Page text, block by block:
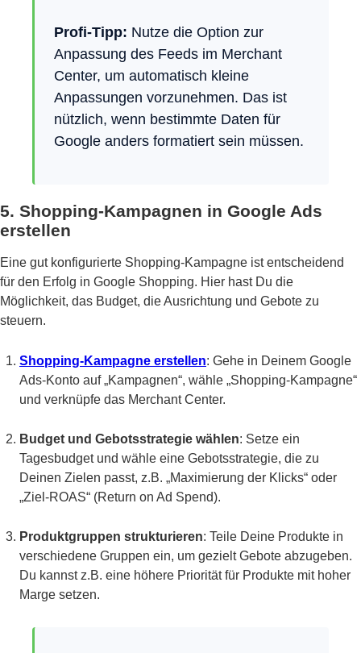
Profi-Tipp: Nutze die Option zur
Anpassung des Feeds im Merchant
Center, um automatisch kleine
Anpassungen vorzunehmen. Das ist
nützlich, wenn bestimmte Daten für
Google anders formatiert sein müssen.
5. Shopping-Kampagnen in Google Ads
erstellen
Eine gut konfigurierte Shopping-Kampagne ist entscheidend
für den Erfolg in Google Shopping. Hier hast Du die
Möglichkeit, das Budget, die Ausrichtung und Gebote zu
steuern.
Shopping-Kampagne erstellen: Gehe in Deinem Google
Ads-Konto auf „Kampagnen“, wähle „Shopping-Kampagne“
und verknüpfe das Merchant Center.
Budget und Gebotsstrategie wählen: Setze ein
Tagesbudget und wähle eine Gebotsstrategie, die zu
Deinen Zielen passt, z.B. „Maximierung der Klicks“ oder
„Ziel-ROAS“ (Return on Ad Spend).
Produktgruppen strukturieren: Teile Deine Produkte in
verschiedene Gruppen ein, um gezielt Gebote abzugeben.
Du kannst z.B. eine höhere Priorität für Produkte mit hoher
Marge setzen.